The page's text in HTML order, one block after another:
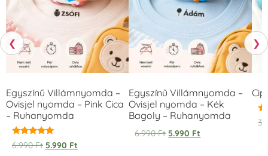
❮
Egyszínű Villámnyomda –
Ovisjel nyomda – Pink Cica
– Ruhanyomda
Értékelés:
5.00
6.990Ft 5.990 Ft
Egyszínű Villámnyomda –
Ovisjel nyomda – Kék
Bagoly – Ruhanyomda
6.990Ft 5.990 Ft
❯